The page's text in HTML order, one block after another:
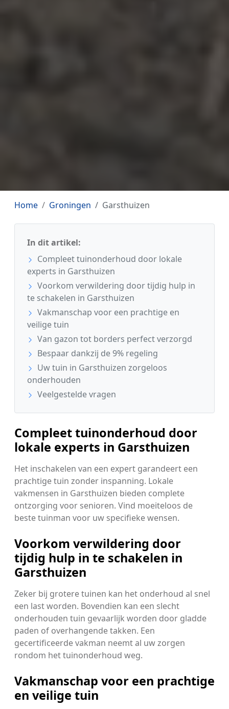
Home Groningen Garsthuizen
In dit artikel:
Compleet tuinonderhoud door lokale
experts in Garsthuizen
Voorkom verwildering door tijdig hulp in
te schakelen in Garsthuizen
Vakmanschap voor een prachtige en
veilige tuin
Van gazon tot borders perfect verzorgd
Bespaar dankzij de 9% regeling
Uw tuin in Garsthuizen zorgeloos
onderhouden
Veelgestelde vragen
Compleet tuinonderhoud door
lokale experts in Garsthuizen
Het inschakelen van een expert garandeert een
prachtige tuin zonder inspanning. Lokale
vakmensen in Garsthuizen bieden complete
ontzorging voor senioren. Vind moeiteloos de
beste tuinman voor uw specifieke wensen.
Voorkom verwildering door
tijdig hulp in te schakelen in
Garsthuizen
Zeker bij grotere tuinen kan het onderhoud al snel
een last worden. Bovendien kan een slecht
onderhouden tuin gevaarlijk worden door gladde
paden of overhangende takken. Een
gecertificeerde vakman neemt al uw zorgen
rondom het tuinonderhoud weg.
Vakmanschap voor een prachtige
en veilige tuin